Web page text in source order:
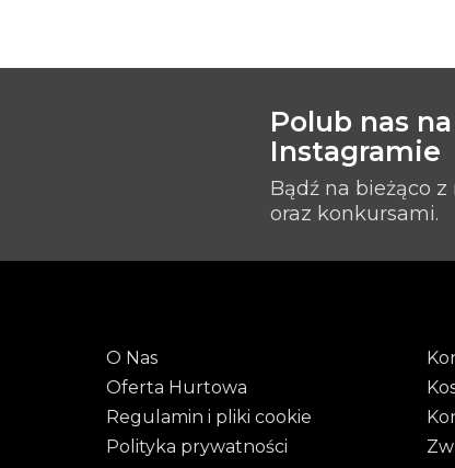
Polub nas
Instagramie
Bądź na bieżąco
oraz konkursami.
O Nas
Oferta Hurtowa
Regulamin i pliki cookie
Polityka prywatności